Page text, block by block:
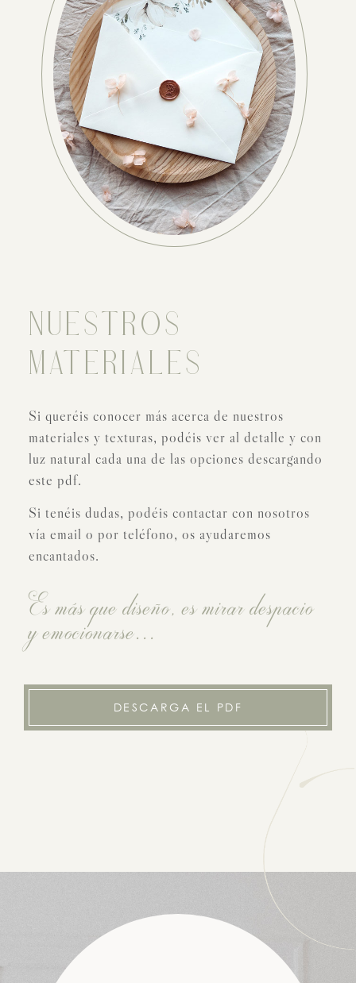
NUESTROS
MATERIALES
Si queréis conocer más acerca de nuestros
materiales y texturas, podéis ver al detalle y con
luz natural cada una de las opciones descargando
este pdf.
Si tenéis dudas, podéis contactar con nosotros
vía email o por teléfono, os ayudaremos
encantados.
Es más que diseño, es mirar despacio
y emocionarse...
DESCARGA EL PDF